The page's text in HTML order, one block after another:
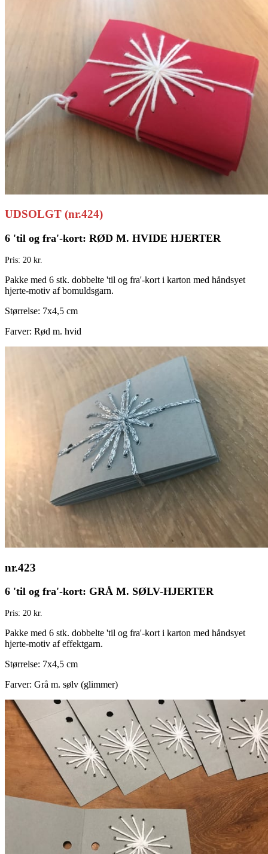
UDSOLGT (nr.424)
6 'til og fra'-kort: RØD M. HVIDE HJERTER
Pris: 20 kr.
Pakke med 6 stk. dobbelte 'til og fra'-kort i karton med håndsyet
hjerte-motiv af bomuldsgarn.
Størrelse: 7x4,5 cm
Farver: Rød m. hvid
nr.423
6 'til og fra'-kort: GRÅ M. SØLV-HJERTER
Pris: 20 kr.
Pakke med 6 stk. dobbelte 'til og fra'-kort i karton med håndsyet
hjerte-motiv af effektgarn.
Størrelse: 7x4,5 cm
Farver: Grå m. sølv (glimmer)